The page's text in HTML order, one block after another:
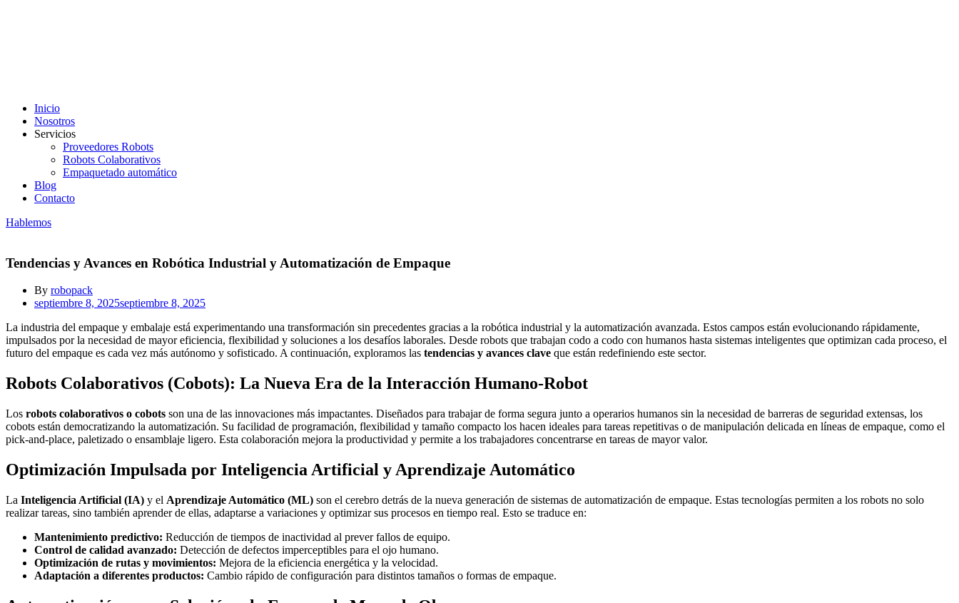
Inicio
Nosotros
Servicios
Proveedores Robots
Robots Colaborativos
Empaquetado automático
Blog
Contacto
Hablemos
Tendencias y Avances en Robótica Industrial y Automatización de Empaque
By robopack
septiembre 8, 2025septiembre 8, 2025
La industria del empaque y embalaje está experimentando una transformación sin precedentes gracias a la robótica industrial y la automatización avanzada. Estos campos están evolucionando rápidamente,
impulsados por la necesidad de mayor eficiencia, flexibilidad y soluciones a los desafíos laborales. Desde robots que trabajan codo a codo con humanos hasta sistemas inteligentes que optimizan cada proceso, el
futuro del empaque es cada vez más autónomo y sofisticado. A continuación, exploramos las tendencias y avances clave que están redefiniendo este sector.
Robots Colaborativos (Cobots): La Nueva Era de la Interacción Humano-Robot
Los robots colaborativos o cobots son una de las innovaciones más impactantes. Diseñados para trabajar de forma segura junto a operarios humanos sin la necesidad de barreras de seguridad extensas, los
cobots están democratizando la automatización. Su facilidad de programación, flexibilidad y tamaño compacto los hacen ideales para tareas repetitivas o de manipulación delicada en líneas de empaque, como el
pick-and-place, paletizado o ensamblaje ligero. Esta colaboración mejora la productividad y permite a los trabajadores concentrarse en tareas de mayor valor.
Optimización Impulsada por Inteligencia Artificial y Aprendizaje Automático
La Inteligencia Artificial (IA) y el Aprendizaje Automático (ML) son el cerebro detrás de la nueva generación de sistemas de automatización de empaque. Estas tecnologías permiten a los robots no solo
realizar tareas, sino también aprender de ellas, adaptarse a variaciones y optimizar sus procesos en tiempo real. Esto se traduce en:
Mantenimiento predictivo: Reducción de tiempos de inactividad al prever fallos de equipo.
Control de calidad avanzado: Detección de defectos imperceptibles para el ojo humano.
Optimización de rutas y movimientos: Mejora de la eficiencia energética y la velocidad.
Adaptación a diferentes productos: Cambio rápido de configuración para distintos tamaños o formas de empaque.